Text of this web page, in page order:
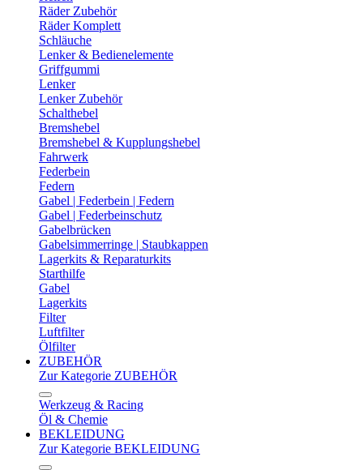
Räder Zubehör
Räder Komplett
Schläuche
Lenker & Bedienelemente
Griffgummi
Lenker
Lenker Zubehör
Schalthebel
Bremshebel
Bremshebel & Kupplungshebel
Fahrwerk
Federbein
Federn
Gabel | Federbein | Federn
Gabel | Federbeinschutz
Gabelbrücken
Gabelsimmerringe | Staubkappen
Lagerkits & Reparaturkits
Starthilfe
Gabel
Lagerkits
Filter
Luftfilter
Ölfilter
ZUBEHÖR
Zur Kategorie ZUBEHÖR
Werkzeug & Racing
Öl & Chemie
BEKLEIDUNG
Zur Kategorie BEKLEIDUNG